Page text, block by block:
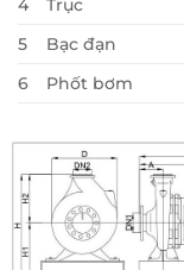
4 Trục
5
Bạc đạn
6
Phốt bơm